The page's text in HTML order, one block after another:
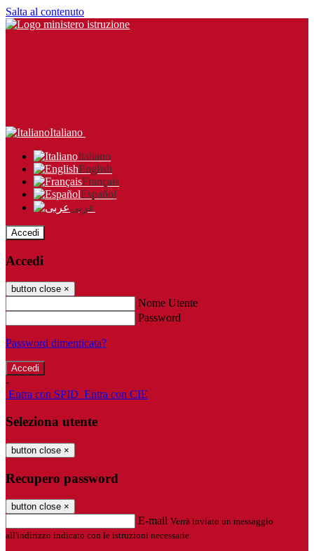
Salta al contenuto
Italiano
Italiano
English
Français
Español
عربى
Accedi
Accedi
button close ×
Nome Utente
Password
Password dimenticata?
-
Entra con SPID Entra con CIE
Seleziona utente
button close ×
Recupero password
button close ×
E-mail Verrà inviato un messaggio
all'indirizzo indicato con le istruzioni necessarie.